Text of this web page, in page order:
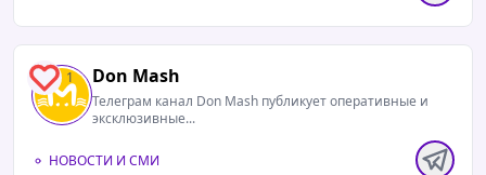
1 Don Mash
Телеграм канал Don Mash публикует оперативные и
эксклюзивные...
НОВОСТИ И СМИ